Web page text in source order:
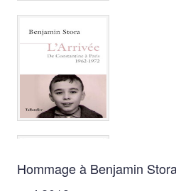
Hommage à Benjamin